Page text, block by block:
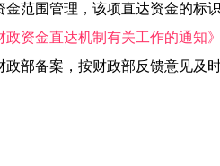
范围管理，该项直达资金的标
政资金直达机制有关工作的通知
部备案，按财政部反馈意见